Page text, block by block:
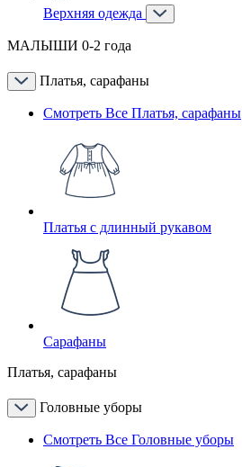
Верхняя одежда
МАЛЫШИ 0-2 года
Платья, сарафаны
Смотреть Все Платья, сарафаны
Платья с длинный рукавом
Сарафаны
Платья, сарафаны
Головные уборы
Смотреть Все Головные уборы